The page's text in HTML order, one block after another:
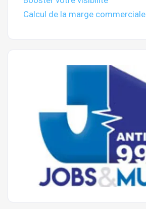
Calcul de la marge commerciale